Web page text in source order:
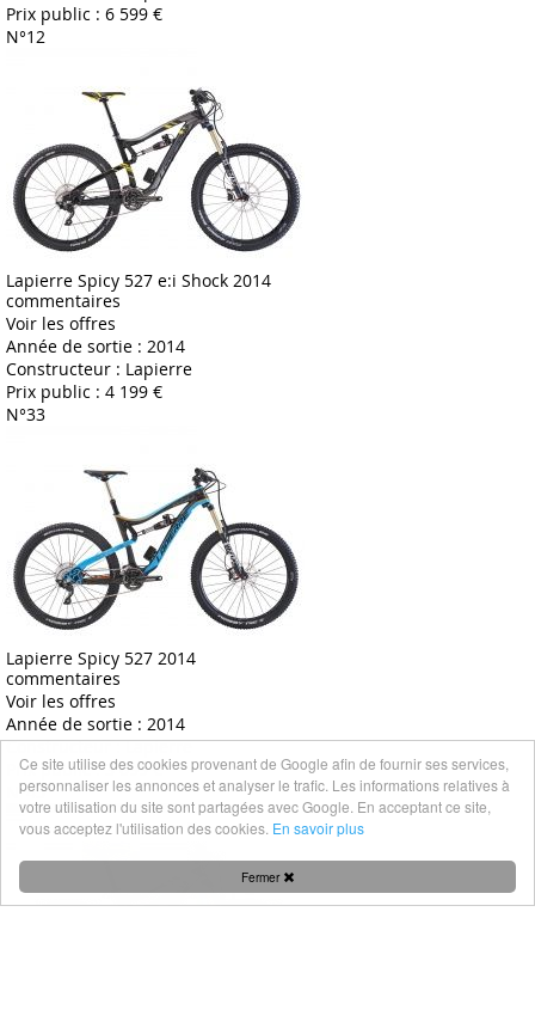
Prix public : 6 599 €
N°12
Lapierre Spicy 527 e:i Shock 2014
commentaires
Voir les offres
Année de sortie : 2014
Constructeur : Lapierre
Prix public : 4 199 €
N°33
Lapierre Spicy 527 2014
commentaires
Voir les offres
Année de sortie : 2014
Constructeur :Lapierre
Prix public : 3 699 €
N°45
Fermer
Ce site utilise des cookies provenant de Google afin de fournir ses services,
personnaliser les annonces et analyser le trafic. Les informations relatives à
votre utilisation du site sont partagées avec Google. En acceptant ce site,
vous acceptez l'utilisation des cookies. En savoir plus